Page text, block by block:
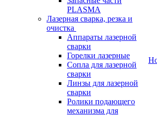
PLASMA
Лазерная сварка, резка и
очистка
Аппараты лазерной
сварки
Горелки лазерные
Сопла для лазерной
сварки
Линзы для лазерной
сварки
Ролики подающего
механизма для